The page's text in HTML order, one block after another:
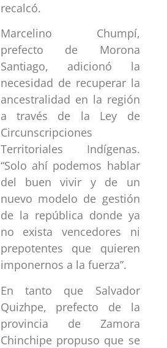
recalcó.
Marcelino Chumpí,
prefecto de Morona
Santiago, adicionó la
necesidad de recuperar la
ancestralidad en la región
a través de la Ley de
Circunscripciones
Territoriales Indígenas.
“Solo ahí podemos hablar
del buen vivir y de un
nuevo modelo de gestión
de la república donde ya
no exista vencedores ni
prepotentes que quieren
imponernos a la fuerza”.
En tanto que Salvador
Quizhpe, prefecto de la
provincia de Zamora
Chinchipe propuso que se